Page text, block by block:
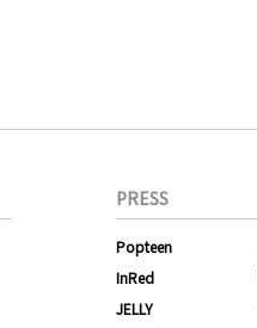
PRESS
Popteen
InRed
JELLY